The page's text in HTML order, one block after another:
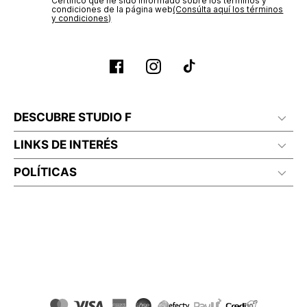
condiciones de la página web‎(Consúlta aquí los términos
y condiciones)
DESCUBRE STUDIO F
LINKS DE INTERÉS
POLÍTICAS